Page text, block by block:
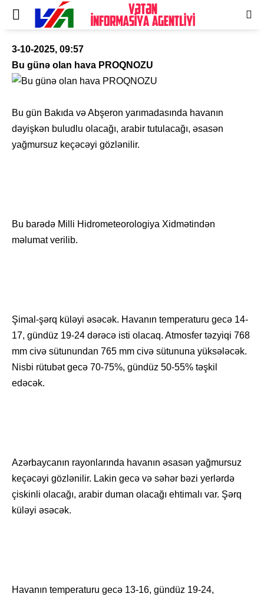
3-10-2025, 09:57
Bu günə olan hava PROQNOZU
Bu gün Bakıda və Abşeron yarımadasında havanın
dəyişkən buludlu olacağı, arabir tutulacağı, əsasən
yağmursuz keçəcəyi gözlənilir.
Bu barədə Milli Hidrometeorologiya Xidmətindən
məlumat verilib.
Şimal-şərq küləyi əsəcək. Havanın temperaturu gecə 14-
17, gündüz 19-24 dərəcə isti olacaq. Atmosfer təzyiqi 768
mm civə sütunundan 765 mm civə sütununa yüksələcək.
Nisbi rütubət gecə 70-75%, gündüz 50-55% təşkil
edəcək.
Azərbaycanın rayonlarında havanın əsasən yağmursuz
keçəcəyi gözlənilir. Lakin gecə və səhər bəzi yerlərdə
çiskinli olacağı, arabir duman olacağı ehtimalı var. Şərq
küləyi əsəcək.
Havanın temperaturu gecə 13-16, gündüz 19-24,